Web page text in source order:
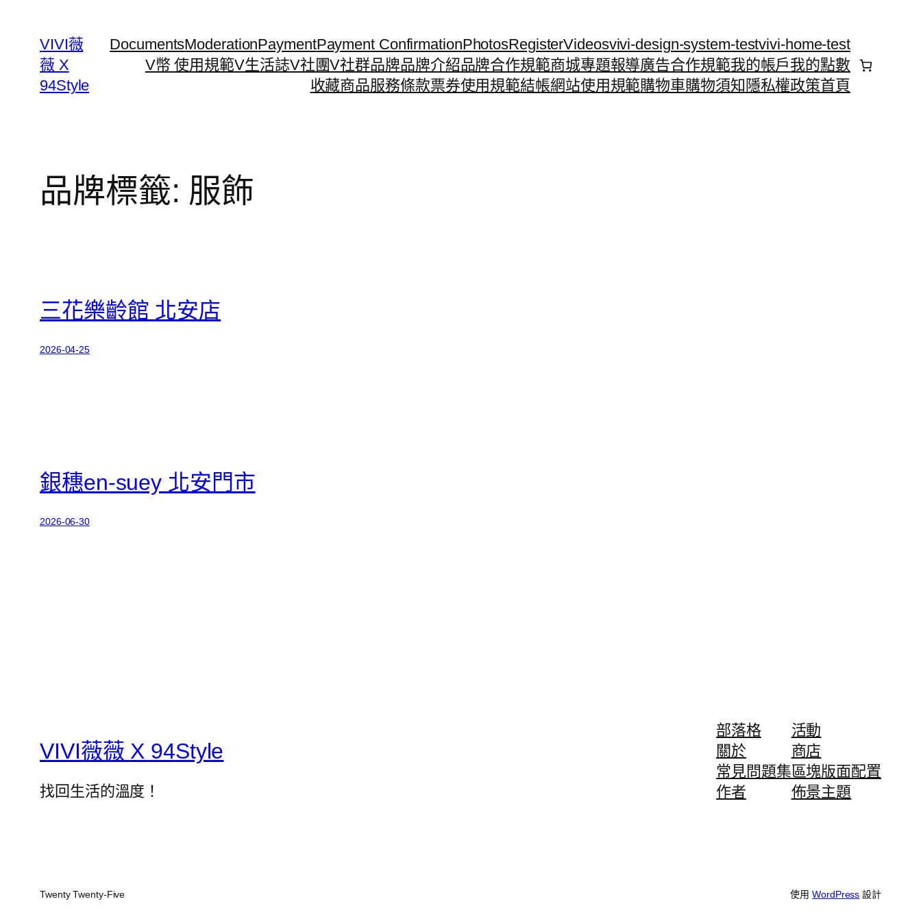
VIVI薇
薇 X
94Style
DocumentsModerationPaymentPayment ConfirmationPhotosRegisterVideosvivi-design-system-testvivi-home-test
V幣 使用規範V生活誌V社團V社群品牌品牌介紹品牌合作規範商城專題報導廣告合作規範我的帳戶我的點數
收藏商品服務條款票券使用規範結帳網站使用規範購物車購物須知 隱私權政策首頁
品牌標籤: 服飾
三花樂齡館 北安店
2026-04-25
銀穗en-suey 北安門市
2026-06-30
VIVI薇薇 X 94Style
找回生活的溫度！
部落格
關於
常見問題集
作者
活動
商店
區塊版面配置
佈景主題
Twenty Twenty-Five 使用WordPress 設計